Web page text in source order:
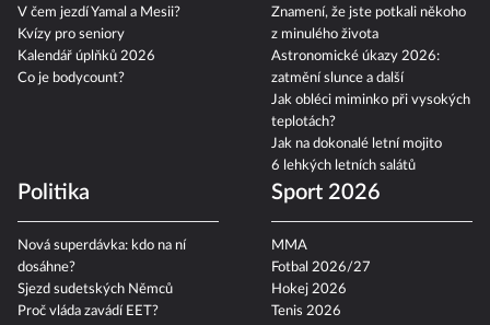
V čem jezdí Yamal a Mesii?
Kvízy pro seniory
Kalendář úplňků 2026
Co je bodycount?
Znamení, že jste potkali někoho
z minulého života
Astronomické úkazy 2026:
zatmění slunce a další
Jak obléci miminko při vysokých
teplotách?
Jak na dokonalé letní mojito
6 lehkých letních salátů
Politika
Nová superdávka: kdo na ní
dosáhne?
Sjezd sudetských Němců
Proč vláda zavádí EET?
Sport 2026
MMA
Fotbal 2026/27
Hokej 2026
Tenis 2026